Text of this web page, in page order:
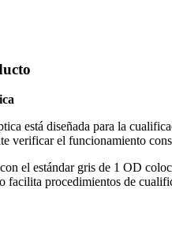
está diseñada para la
verificar el funcionamiento
el estándar gris de 1 OD
facilita procedimientos de